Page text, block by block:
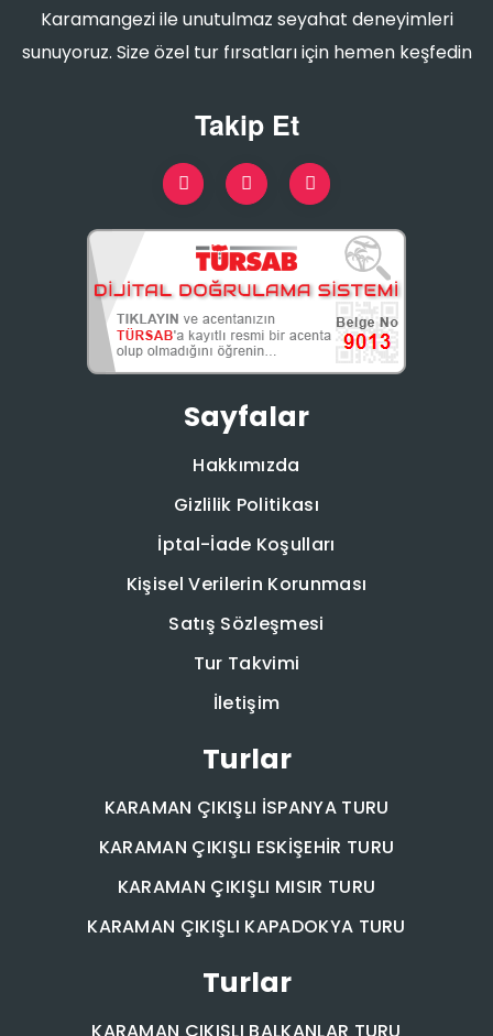
Karamangezi ile unutulmaz seyahat deneyimleri
sunuyoruz. Size özel tur fırsatları için hemen keşfedin
Takip Et
Sayfalar
Hakkımızda
Gizlilik Politikası
İptal-İade Koşulları
Kişisel Verilerin Korunması
Satış Sözleşmesi
Tur Takvimi
İletişim
Turlar
KARAMAN ÇIKIŞLI İSPANYA TURU
KARAMAN ÇIKIŞLI ESKİŞEHİR TURU
KARAMAN ÇIKIŞLI MISIR TURU
KARAMAN ÇIKIŞLI KAPADOKYA TURU
Turlar
KARAMAN ÇIKIŞLI BALKANLAR TURU